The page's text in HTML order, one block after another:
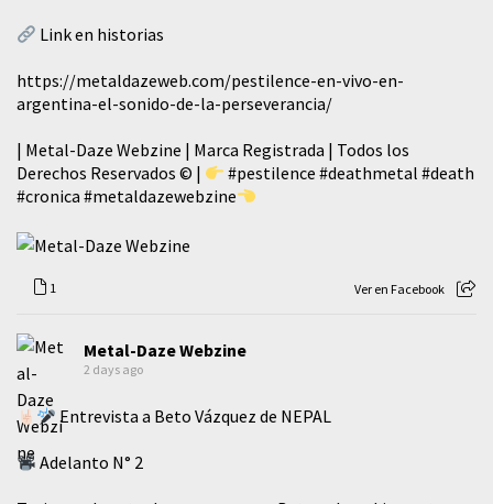
Link en historias
https://metaldazeweb.com/pestilence-en-vivo-en-
argentina-el-sonido-de-la-perseverancia/
| Metal-Daze Webzine | Marca Registrada | Todos los
Derechos Reservados © |
#pestilence #deathmetal #death
#cronica #metaldazewebzine
1 Ver en Facebook
Metal-Daze Webzine
2 days ago
Entrevista a Beto Vázquez de NEPAL
Adelanto N° 2